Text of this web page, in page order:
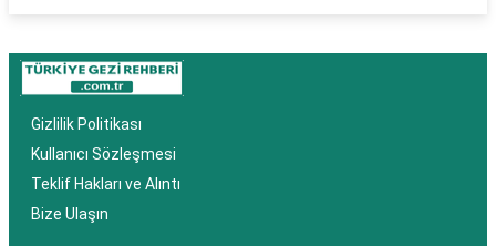
Gizlilik Politikası
Kullanıcı Sözleşmesi
Teklif Hakları ve Alıntı
Bize Ulaşın